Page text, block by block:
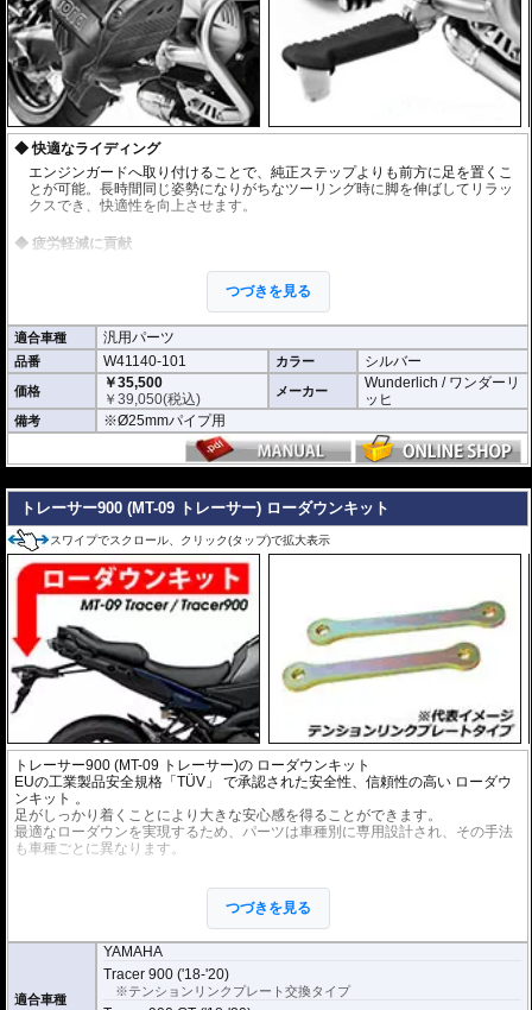
快適なライディング
エンジンガードへ取り付けることで、純正ステップよりも前方に足を置くこ
とが可能。長時間同じ姿勢になりがちなツーリング時に脚を伸ばしてリラッ
クスでき、快適性を向上させます。
疲労軽減に貢献
ロングツーリングでは膝を曲げた状態が続くため、知らず知らずのうちに脚
へ負担が蓄積します。本製品を使用することで姿勢に変化をつけることがで
き、脚や腰の疲労軽減に役立ちます。
滑り止めラバー付属
フットレスト表面には滑り止めラバーを装備。安定した足掛かりを確保し、
快適な使用感を実現します。
使わない時はコンパクトに収納
折りたたみ式を採用しているため、使用しない時はスマートに収納可能。車
体のスタイリングを損なうことなく装着できます。
高い汎用性
直径25mmのエンジンガードであれば装着可能。さまざまな車両で使用でき
る汎用性の高い設計です。
※商品は汎用品となります。事前にお持ちのエンジンガードの直径と取り付け
部分が取付要件を満たしていることをお確かめください。
つづきを見る
適合車種 汎用パーツ
品番 W41140-101 カラー シルバー
価格
￥35,500
￥39,050(税込) メーカー
Wunderlich / ワンダーリ
ッヒ
備考 ※Ø25mmパイプ用
トレーサー900 (MT-09 トレーサー) ローダウンキット
スワイプでスクロール、クリック(タップ)で拡大表示
トレーサー900 (MT-09 トレーサー)の ローダウンキット
EUの工業製品安全規格「TÜV」 で承認された安全性、信頼性の高い ローダウ
ンキット 。
足がしっかり着くことにより大きな安心感を得ることができます。
最適なローダウンを実現するため、パーツは車種別に専用設計され、その手法
も車種ごとに異なります。
お勧めいたします。(ショートサイドスタンドはお客様にてご用意ください。)
※ダウンする高さによっては、センタースタンドが使用できない、または、取
り外さなくてはいけない場合があります。
※写真は同系ローダウンパーツの代表写真です。実際の商品とは異なる場合が
※フロントフォークの突き出し量を合わせて調整することをお勧めします。(調
整可能な車種の場合。推奨調整値はマニュアルに記載)
つづきを見る
適合車種
YAMAHA
Tracer 900 ('18-'20)
※テンションリンクプレート交換タイプ